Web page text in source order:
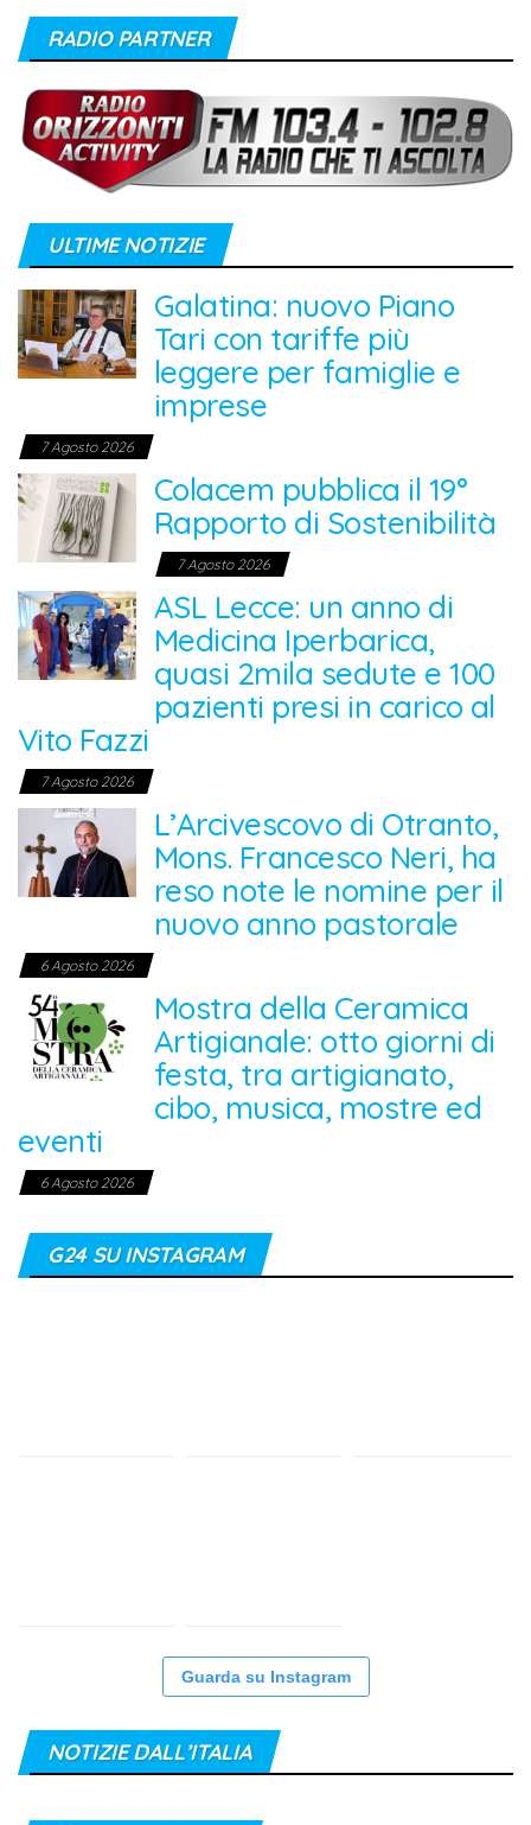
RADIO PARTNER
ULTIME NOTIZIE
Galatina: nuovo Piano
Tari con tariffe più
leggere per famiglie e
imprese
7 Agosto 2026
Colacem pubblica il 19°
Rapporto di Sostenibilità
7 Agosto 2026
ASL Lecce: un anno di
Medicina Iperbarica,
quasi 2mila sedute e 100
pazienti presi in carico al
Vito Fazzi
7 Agosto 2026
L’Arcivescovo di Otranto,
Mons. Francesco Neri, ha
reso note le nomine per il
nuovo anno pastorale
6 Agosto 2026
Mostra della Ceramica
Artigianale: otto giorni di
festa, tra artigianato,
cibo, musica, mostre ed
eventi
6 Agosto 2026
G24 SU INSTAGRAM
Guarda su Instagram
NOTIZIE DALL’ITALIA